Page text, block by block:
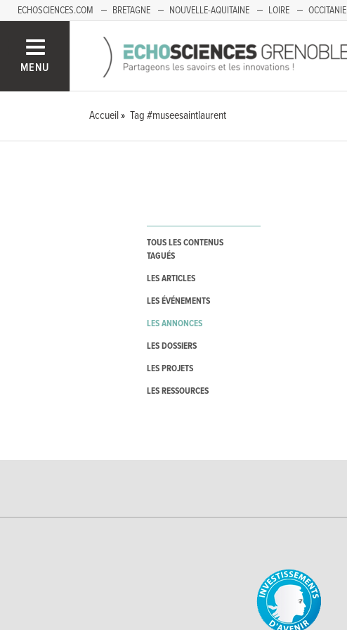
ECHOSCIENCES.COM BRETAGNE NOUVELLE-AQUITAINE LOIRE OCCITANIE
MENU
Accueil Tag #museesaintlaurent
TOUS LES CONTENUS
TAGUÉS
LES ARTICLES
LES ÉVÉNEMENTS
LES ANNONCES
LES DOSSIERS
LES PROJETS
LES RESSOURCES